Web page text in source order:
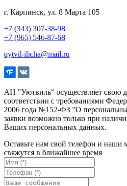
г. Карпинск, ул. 8 Марта 105
+7 (343) 307-38-98
+7 (965) 546-87-68
uytvil-ilicha@mail.ru
АН "Уютвиль" осуществляет свою
соответствии с требованиями
2006 года №152-ФЗ "О
заявки возможно только при
Ваших персональных данных.
Оставьте нам свой телефон и наши
свяжутся в ближайшее время